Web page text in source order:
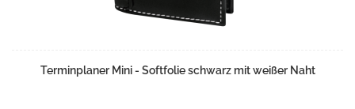
Terminplaner Mini - Softfolie schwarz mit weißer Naht